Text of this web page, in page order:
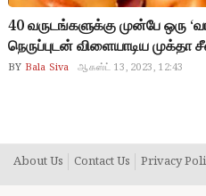
40 வருடங்களுக்கு முன்பே ஒரு
நெருப்புடன் விளையாடிய முக்தா
BY Bala Siva ஆகஸ்ட் 13, 2023, 12:43
About Us Contact Us Privacy